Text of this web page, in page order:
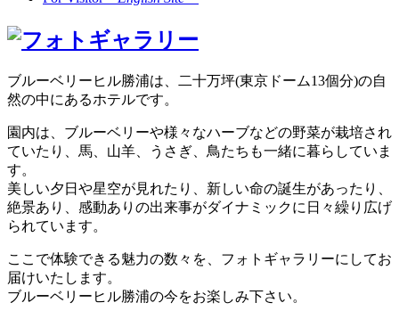
ブルーベリーヒル勝浦は、二十万坪(東京ドーム13個分)の自
然の中にあるホテルです。
園内は、ブルーベリーや様々なハーブなどの野菜が栽培され
ていたり、馬、山羊、うさぎ、鳥たちも一緒に暮らしていま
す。
美しい夕日や星空が見れたり、新しい命の誕生があったり、
絶景あり、感動ありの出来事がダイナミックに日々繰り広げ
られています。
ここで体験できる魅力の数々を、フォトギャラリーにしてお
届けいたします。
ブルーベリーヒル勝浦の今をお楽しみ下さい。